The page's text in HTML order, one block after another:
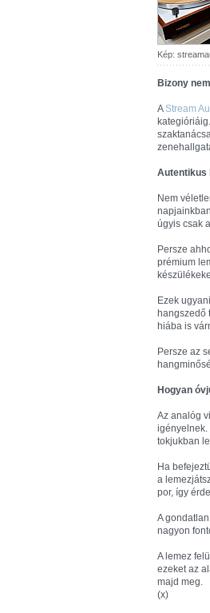
Kép:
Bizony
A Stream
Autentikus
Nem
úgyis csak
Persze
prémium
Ezek
hangszedő
hiába is
Persze az
Hogyan
Az analóg
igényelnek.
tokjukban
Ha
a
por, így
A
nagyon
A lemez
ezeket az
majd meg.
(x)